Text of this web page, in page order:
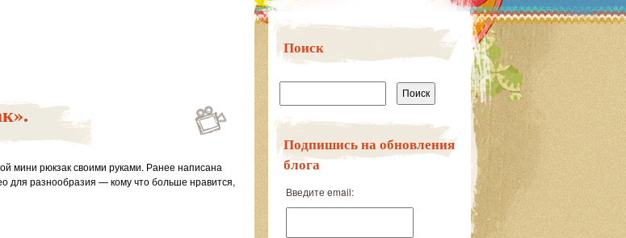
мини рюкзак своими руками. Ранее написана
для разнообразия — кому что больше нравится,
Поиск
Найти:
Подпишись на обновления
блога
Введите email: